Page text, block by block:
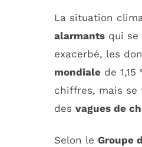
La situation
alarmants qui se
exacerbé, les
mondiale de
chiffres, mais se
des vagues de
Selon le Groupe